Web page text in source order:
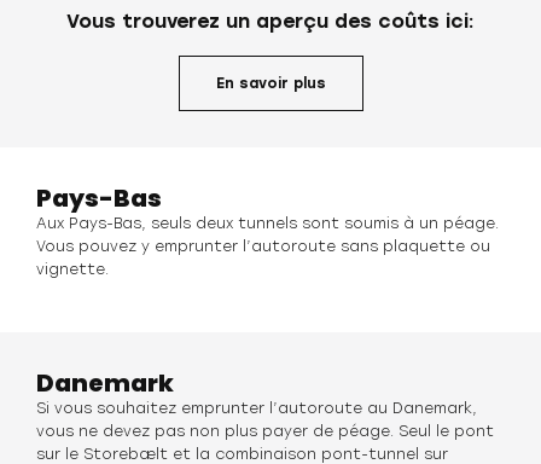
Vous trouverez un aperçu des coûts ici:
En savoir plus
Pays-Bas
Aux Pays-Bas, seuls deux tunnels sont soumis à un péage.
Vous pouvez y emprunter l’autoroute sans plaquette ou
vignette.
Danemark
Si vous souhaitez emprunter l’autoroute au Danemark,
vous ne devez pas non plus payer de péage. Seul le pont
sur le Storebælt et la combinaison pont-tunnel sur